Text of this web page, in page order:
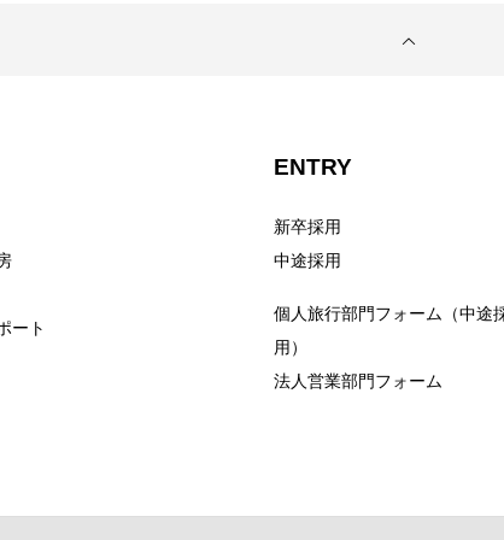
ート
ENTRY
新卒採用
中途採用
個人旅行部門フォーム（中途
用）
法人営業部門フォーム